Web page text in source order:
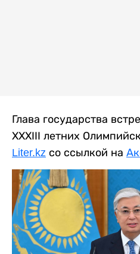
Глава государства
ХХХІІІ летних
Liter.kz со ссылкой на